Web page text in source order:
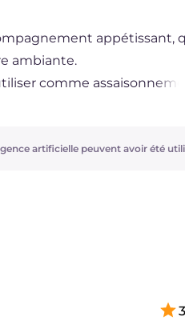
appétissant,
ambiante.
comme
artificielle peuvent avoir été